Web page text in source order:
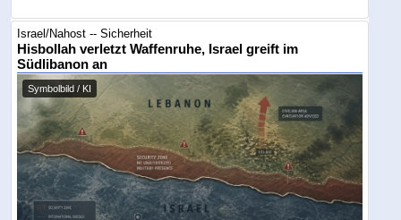
Israel/Nahost -- Sicherheit
Hisbollah verletzt Waffenruhe, Israel greift im
Südlibanon an
Symbolbild / KI